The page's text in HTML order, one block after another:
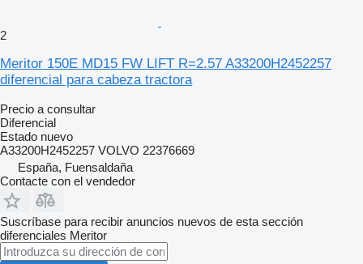
2
Meritor 150E MD15 FW LIFT R=2.57 A33200H2452257
diferencial para cabeza tractora
Precio a consultar
Diferencial
Estado nuevo
A33200H2452257 VOLVO 22376669
España, Fuensaldaña
Contacte con el vendedor
Suscríbase para recibir anuncios nuevos de esta sección
diferenciales Meritor